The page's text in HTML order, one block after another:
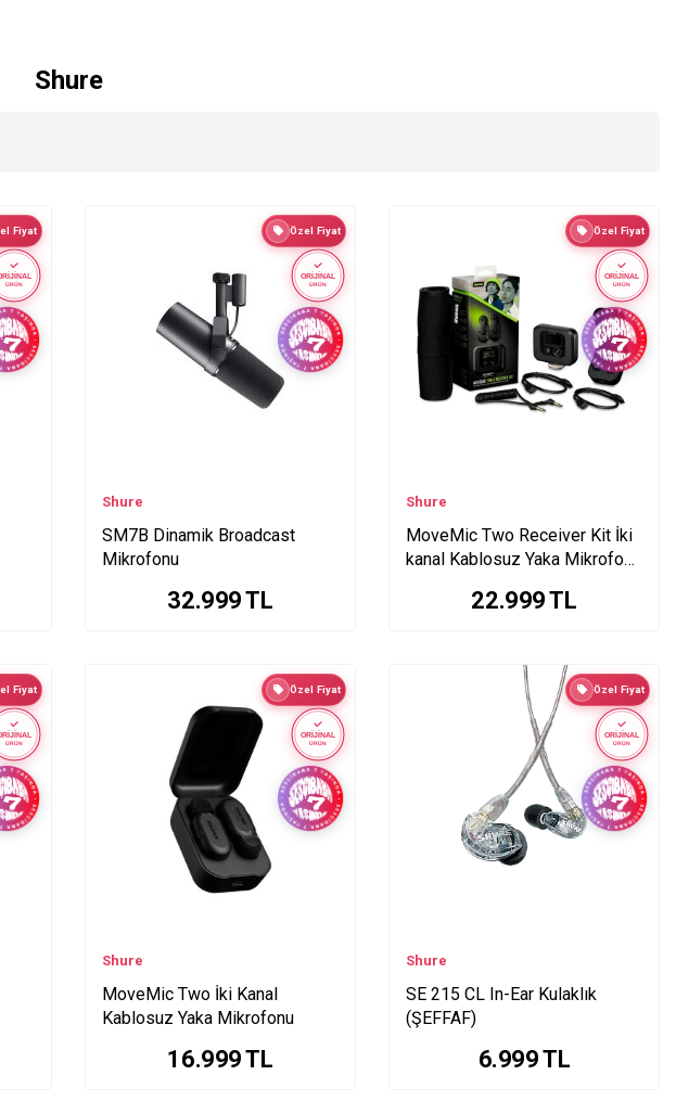
Shure
Fiyat
ÜRÜN
Özel Fiyat
ORİJİNAL
ÜRÜN
Shure
SM7B Dinamik Broadcast
Mikrofonu
32.999TL
Özel Fiyat
ORİJİNAL
ÜRÜN
Shure
MoveMic Two Receiver Kit İki
kanal Kablosuz Yaka Mikrofonu
22.999TL
Fiyat
ÜRÜN
Özel Fiyat
ORİJİNAL
ÜRÜN
Shure
MoveMic Two İki Kanal
Kablosuz Yaka Mikrofonu
16.999TL
Özel Fiyat
ORİJİNAL
ÜRÜN
Shure
SE 215 CL In-Ear Kulaklık
(ŞEFFAF)
6.999TL